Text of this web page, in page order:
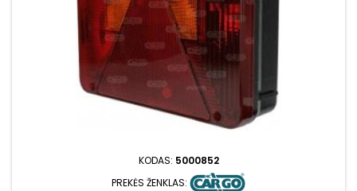
KODAS: 5000852
PREKĖS ŽENKLAS: